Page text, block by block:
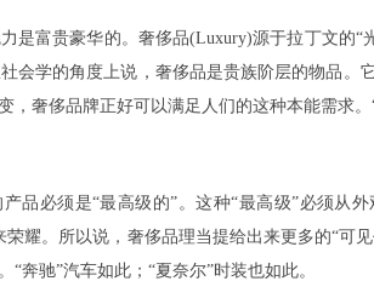
是富贵豪华的。奢侈品(Luxury)源于拉丁文的
会学的角度上说，奢侈品是贵族阶层的物品
，奢侈品牌正好可以满足人们的这种本能需求
品必须是“最高级的”。这种“最高级”必须从
荣耀。所以说，奢侈品理当提给出来更多的“
“奔驰”汽车如此；“夏奈尔”时装也如此。